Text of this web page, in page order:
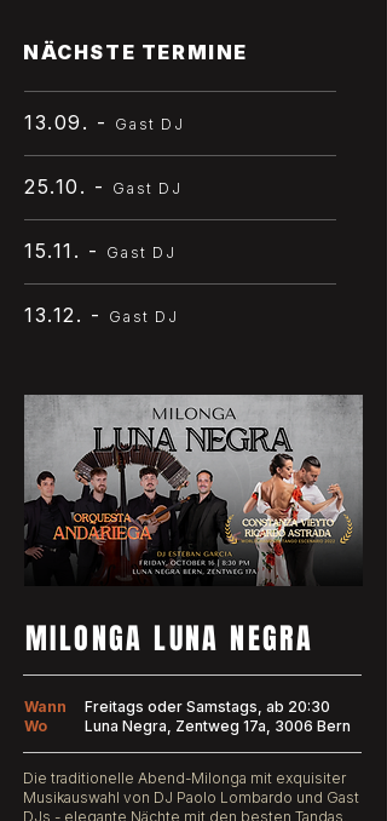
NÄCHSTE TERMINE
13.09. - Gast DJ
25.10. - Gast DJ
15.11. - Gast DJ
13.12. - Gast DJ
MILONGA LUNA NEGRA
Wann
Wo
Freitags oder Samstags, ab 20:30
Luna Negra, Zentweg 17a, 3006 Bern
Die traditionelle Abend-Milonga mit exquisiter
Musikauswahl von DJ Paolo Lombardo und Gast
DJs - elegante Nächte mit den besten Tandas.